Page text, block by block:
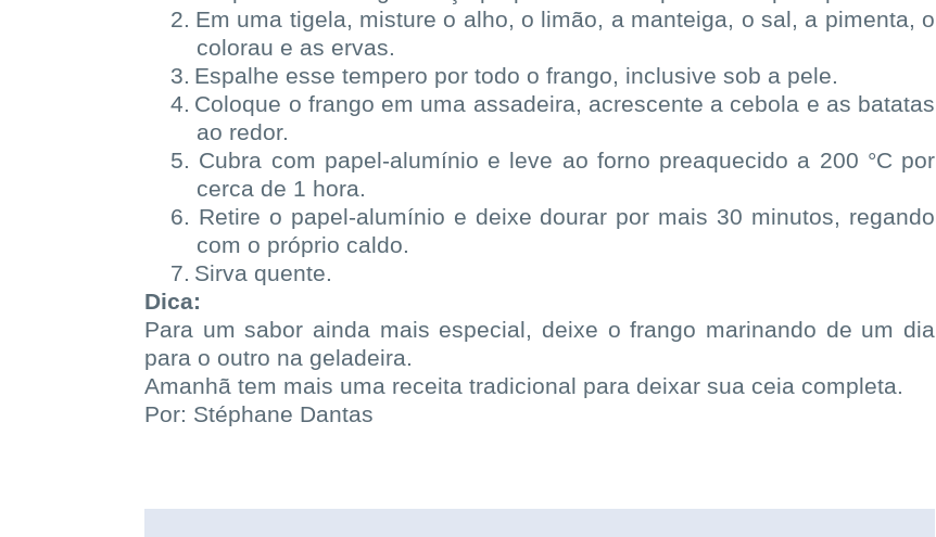
2. Em uma tigela, misture o alho, o limão, a manteiga, o sal, a pimenta, o
colorau e as ervas.
3. Espalhe esse tempero por todo o frango, inclusive sob a pele.
4. Coloque o frango em uma assadeira, acrescente a cebola e as batatas
ao redor.
5. Cubra com papel-alumínio e leve ao forno preaquecido a 200 °C por
cerca de 1 hora.
6. Retire o papel-alumínio e deixe dourar por mais 30 minutos, regando
com o próprio caldo.
7. Sirva quente.
Dica:
Para um sabor ainda mais especial, deixe o frango marinando de um dia
para o outro na geladeira.
Amanhã tem mais uma receita tradicional para deixar sua ceia completa.
Por: Stéphane Dantas